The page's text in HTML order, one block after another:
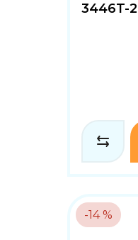
3446T-
-14 %